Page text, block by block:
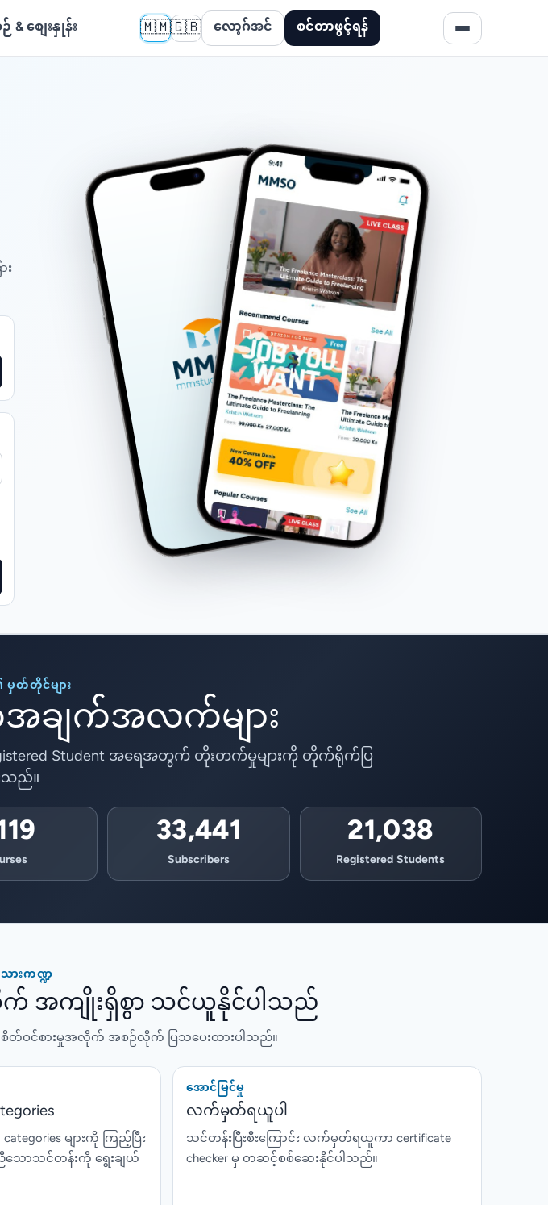
စျေးနှုန်း 🇲🇲🇬🇧 လော့ဂ်အင် စင်တာဖွင့်ရန်
တ်တိုင်များ
ချက်အလက်များ
Registered Student အရေအတွက် တိုးတက်မှုများကို တိုက်ရိုက်ပြ
သည်။
33,441
Subscribers 21,038
Registered Students
သားကဏ္ဍ
အကျိုးရှိစွာ သင်ယူနိုင်ပါသည်
ကို စိတ်ဝင်စားမှုအလိုက် အစဉ်လိုက် ပြသပေးထားပါသည်။
များကို ကြည့်ပြီး
ာသင်တန်းကို ရွေးချယ်
အောင်မြင်မှု
လက်မှတ်ရယူပါ
သင်တန်းပြီးစီးကြောင်း လက်မှတ်ရယူကာ certificate
checker မှ တဆင့်စစ်ဆေးနိုင်ပါသည်။